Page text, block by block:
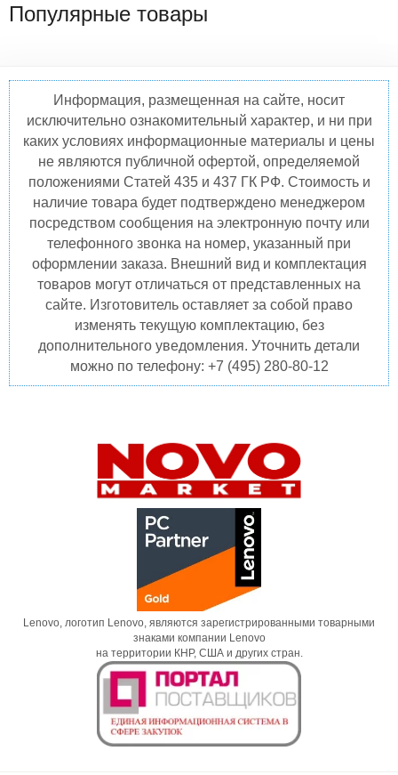
Популярные товары
Информация, размещенная на сайте, носит
исключительно ознакомительный характер, и ни при
каких условиях информационные материалы и цены
не являются публичной офертой, определяемой
положениями Статей 435 и 437 ГК РФ. Стоимость и
наличие товара будет подтверждено менеджером
посредством сообщения на электронную почту или
телефонного звонка на номер, указанный при
оформлении заказа. Внешний вид и комплектация
товаров могут отличаться от представленных на
сайте. Изготовитель оставляет за собой право
изменять текущую комплектацию, без
дополнительного уведомления. Уточнить детали
можно по телефону: +7 (495) 280-80-12
Lenovo, логотип Lenovo, являются зарегистрированными товарными
знаками компании Lenovo
на территории КНР, США и других стран.